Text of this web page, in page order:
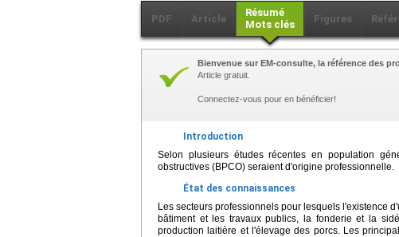
PDF Article
Résumé
Mots clés
Figures
Bienvenue sur EM-consulte, la référence des
Article gratuit.
Connectez-vous pour en bénéficier!
Introduction
Selon plusieurs études récentes en population
obstructives (BPCO) seraient d'origine professionnelle.
État des connaissances
Les secteurs professionnels pour lesquels l'existence
bâtiment et les travaux publics, la fonderie et la
production laitière et l'élevage des porcs. Les